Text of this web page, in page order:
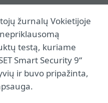
žurnalų Vokietijoje
testą, kuriame
Smart Security 9“
ir buvo pripažinta,